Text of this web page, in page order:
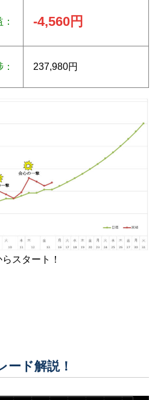
-4,560円
237,980円
スタート！
ード解説！